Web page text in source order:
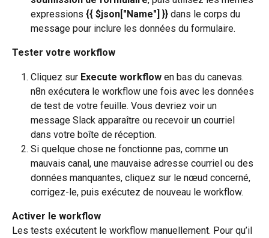
expressions {{ $json["Name"] }} dans le corps du
message pour inclure les données du formulaire.
Tester votre workflow
Cliquez sur Execute workflow en bas du canevas.
n8n exécutera le workflow une fois avec les données
de test de votre feuille. Vous devriez voir un
message Slack apparaître ou recevoir un courriel
dans votre boîte de réception.
Si quelque chose ne fonctionne pas, comme un
mauvais canal, une mauvaise adresse courriel ou des
données manquantes, cliquez sur le nœud concerné,
corrigez-le, puis exécutez de nouveau le workflow.
Activer le workflow
Les tests exécutent le workflow manuellement. Pour qu’il